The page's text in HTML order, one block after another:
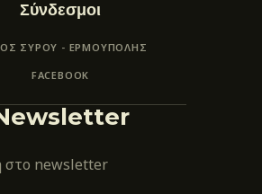
Σύνδεσμοι
ΣΥΡΟΥ - ΕΡΜΟΎΠΟΛΗΣ
FACEBOOK
στο newsletter